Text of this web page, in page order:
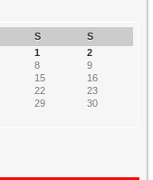
S
S
1
2
8
9
15
16
22
23
29
30